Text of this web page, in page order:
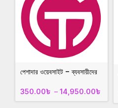
পেশাদার ওয়েবসাইট – ব্যবসায়ীদের
tajgallery.site
350.00৳ – 14,950.00৳